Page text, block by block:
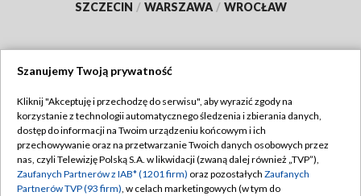
SZCZECIN / WARSZAWA / WROCŁAW
TVP
Abonament TVP
Emisja w TVP
Regulamin TVP
Polityka prywatności
Szanujemy Twoją prywatność
Kliknij "Akceptuję i przechodzę do serwisu", aby wyrazić zgody na
korzystanie z technologii automatycznego śledzenia i zbierania danych,
dostęp do informacji na Twoim urządzeniu końcowym i ich
przechowywanie oraz na przetwarzanie Twoich danych osobowych przez
nas, czyli Telewizję Polską S.A. w likwidacji (zwaną dalej również „TVP”),
Zaufanych Partnerów z IAB* (1201 firm) oraz pozostałych Zaufanych
Partnerów TVP (93 firm), w celach marketingowych (w tym do